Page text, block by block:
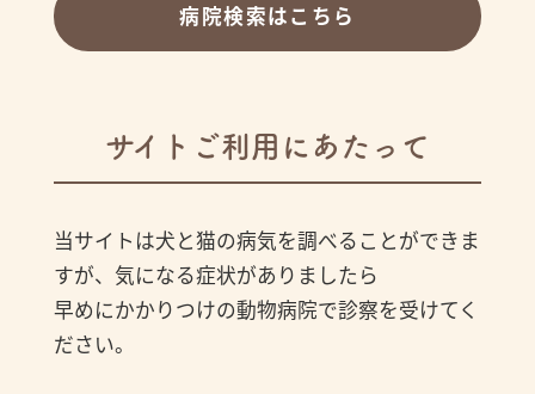
病院検索はこちら
サイトご利用にあたって
当サイトは犬と猫の病気を調べることができま
すが、気になる症状がありましたら
早めにかかりつけの動物病院で診察を受けてく
ださい。